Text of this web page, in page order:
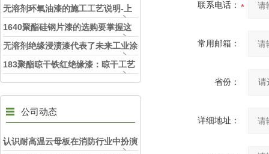
呢
无溶剂环氧油漆的施工工艺说明-上
海旺徐电气
1640聚酯硅钢片漆的选购要掌握这
些内容
无溶剂绝缘浸渍漆代表了未来工业涂
料的发展趋势
183聚酯晾干铁红绝缘漆：晾干工艺
便捷，提升施工效率
公司动态
认识耐高温云母板在消防行业中扮演
联系电话：
常用邮箱：
省份：
详细地址：